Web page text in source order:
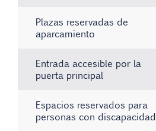
Plazas reservadas de
aparcamiento
Entrada accesible por la
puerta principal
Espacios reservados para
personas con discapacidad